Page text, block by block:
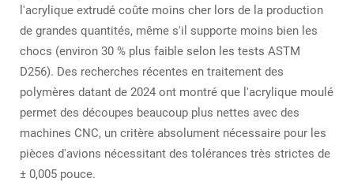
l'acrylique extrudé coûte moins cher lors de la production
de grandes quantités, même s'il supporte moins bien les
chocs (environ 30 % plus faible selon les tests ASTM
D256). Des recherches récentes en traitement des
polymères datant de 2024 ont montré que l'acrylique moulé
permet des découpes beaucoup plus nettes avec des
machines CNC, un critère absolument nécessaire pour les
pièces d'avions nécessitant des tolérances très strictes de
± 0,005 pouce.